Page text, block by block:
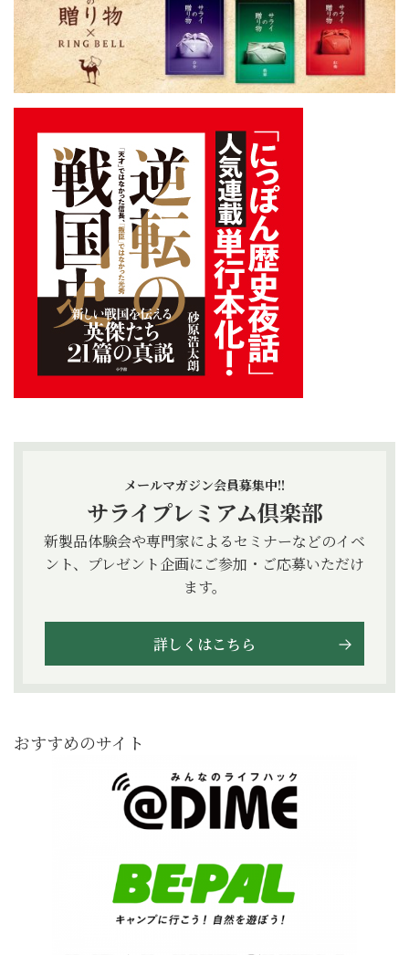
メールマガジン会員募集中!!
サライプレミアム倶楽部
新製品体験会や専門家によるセミナーなどのイベ
ント、プレゼント企画にご参加・ご応募いただけ
ます。
詳しくはこちら
おすすめのサイト